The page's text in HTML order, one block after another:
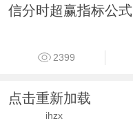
信分时超赢指标公式
2399
点击重新加载
ihzx